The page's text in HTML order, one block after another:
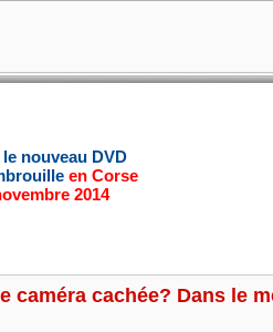
nouveau DVD
en Corse
2014
caméra cachée? Dans le